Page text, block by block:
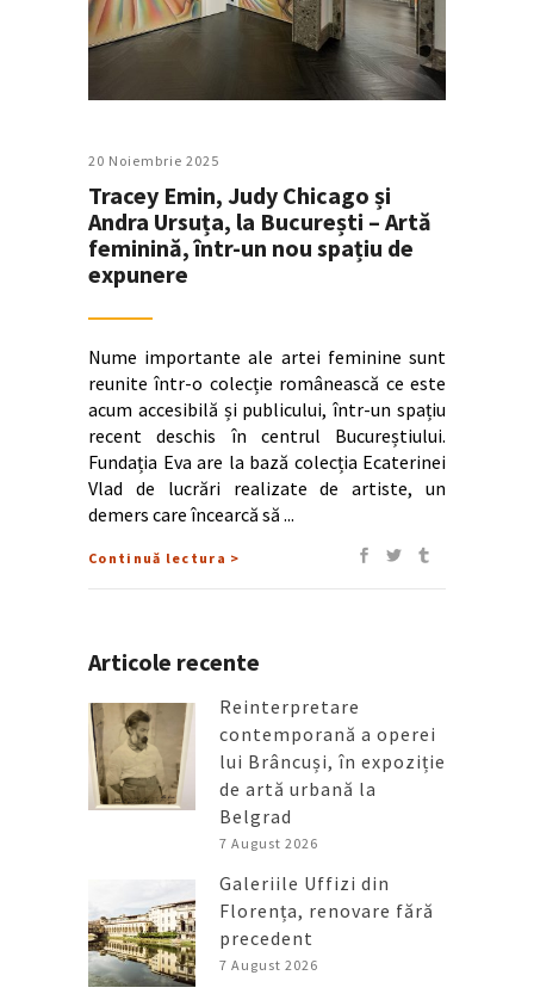
20 Noiembrie 2025
Tracey Emin, Judy Chicago și
Andra Ursuța, la București – Artă
feminină, într-un nou spațiu de
expunere
Nume importante ale artei feminine sunt
reunite într-o colecție românească ce este
acum accesibilă și publicului, într-un spațiu
recent deschis în centrul Bucureștiului.
Fundația Eva are la bază colecția Ecaterinei
Vlad de lucrări realizate de artiste, un
demers care încearcă să
Continuă lectura >
Articole recente
Reinterpretare
contemporană a operei
lui Brâncuși, în expoziție
de artă urbană la
Belgrad
7 August 2026
Galeriile Uffizi din
Florența, renovare fără
precedent
7 August 2026